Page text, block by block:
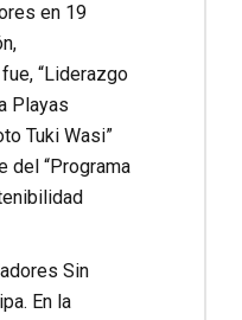
en 19
“Liderazgo
Playas
Tuki Wasi”
del “Programa
Sin
En la